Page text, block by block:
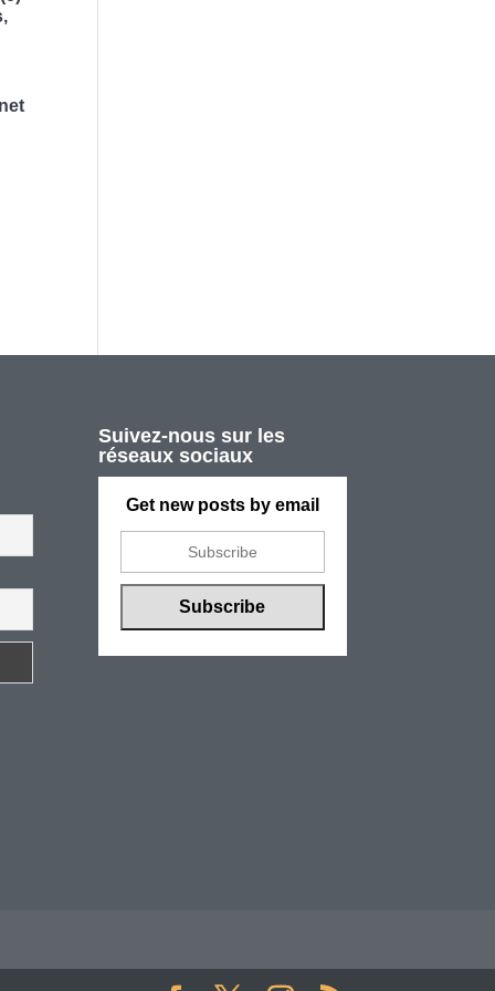
Suivez-nous sur les
réseaux sociaux
Get new posts by email